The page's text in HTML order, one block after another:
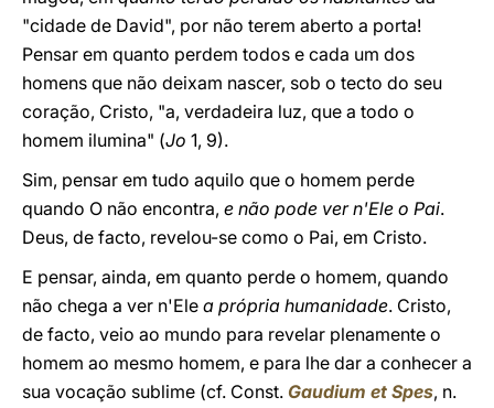
"cidade de David", por não terem aberto a porta!
Pensar em quanto perdem todos e cada um dos
homens que não deixam nascer, sob o tecto do seu
coração, Cristo, "a, verdadeira luz, que a todo o
homem ilumina" (Jo 1, 9).
Sim, pensar em tudo aquilo que o homem perde
quando O não encontra, e não pode ver n'Ele o Pai.
Deus, de facto, revelou-se como o Pai, em Cristo.
E pensar, ainda, em quanto perde o homem, quando
não chega a ver n'Ele a própria humanidade. Cristo,
de facto, veio ao mundo para revelar plenamente o
homem ao mesmo homem, e para lhe dar a conhecer a
sua vocação sublime (cf. Const. Gaudium et Spes, n.